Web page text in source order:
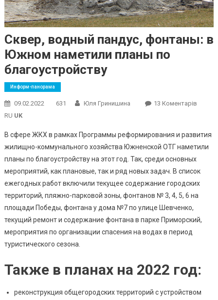
Сквер, водный пандус, фонтаны: в
Южном наметили планы по
благоустройству
Информ-панорама
09.02.2022 631 Юля Гринишина 13 КоментарівДо
В
Южном
Планы
RU UK
В сфере ЖКХ в рамках Программы реформирования и развития
жилищно-коммунального хозяйства Южненской ОТГ наметили
планы по благоустройству на этот год. Так, среди основных
мероприятий, как плановые, так и ряд новых задач. В список
ежегодных работ включили текущее содержание городских
территорий, пляжно-парковой зоны, фонтанов № 3, 4, 5, 6 на
площади Победы, фонтана у дома №7 по улице Шевченко,
текущий ремонт и содержание фонтана в парке Приморский,
мероприятия по организации спасения на водах в период
туристического сезона.
Также в планах на 2022 год:
реконструкция общегородских территорий с устройством